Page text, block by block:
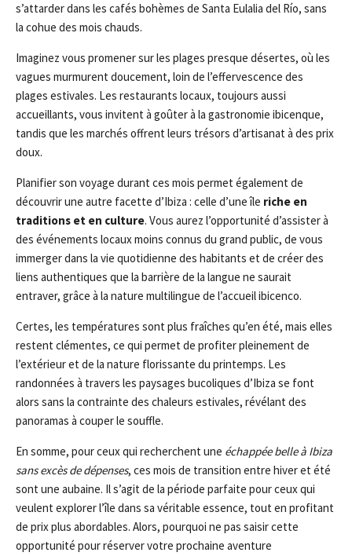
s’attarder dans les cafés bohèmes de Santa Eulalia del Río, sans
la cohue des mois chauds.
Imaginez vous promener sur les plages presque désertes, où les
vagues murmurent doucement, loin de l’effervescence des
plages estivales. Les restaurants locaux, toujours aussi
accueillants, vous invitent à goûter à la gastronomie ibicenque,
tandis que les marchés offrent leurs trésors d’artisanat à des prix
doux.
Planifier son voyage durant ces mois permet également de
découvrir une autre facette d’Ibiza : celle d’une île riche en
traditions et en culture. Vous aurez l’opportunité d’assister à
des événements locaux moins connus du grand public, de vous
immerger dans la vie quotidienne des habitants et de créer des
liens authentiques que la barrière de la langue ne saurait
entraver, grâce à la nature multilingue de l’accueil ibicenco.
Certes, les températures sont plus fraîches qu’en été, mais elles
restent clémentes, ce qui permet de profiter pleinement de
l’extérieur et de la nature florissante du printemps. Les
randonnées à travers les paysages bucoliques d’Ibiza se font
alors sans la contrainte des chaleurs estivales, révélant des
panoramas à couper le souffle.
En somme, pour ceux qui recherchent une échappée belle à Ibiza
sans excès de dépenses, ces mois de transition entre hiver et été
sont une aubaine. Il s’agit de la période parfaite pour ceux qui
veulent explorer l’île dans sa véritable essence, tout en profitant
de prix plus abordables. Alors, pourquoi ne pas saisir cette
opportunité pour réserver votre prochaine aventure